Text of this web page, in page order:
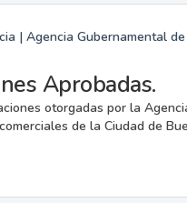
| Agencia Gubernamental
Aprobadas.
otorgadas por la
de la Ciudad de